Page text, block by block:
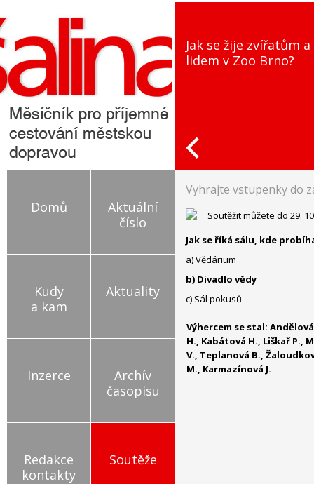
Jak se žije zvířatům a
lidem v Zoo Brno?
Domů
Aktuální
číslo
Kudy
a kam
Aktuality
Inzerce
Archív
časopisu
Redakce
kontakty
Soutěže
Vyhrajte vstupenky do
Soutěžit můžete do 29.
Jak se říká sálu, kde
a) Vědárium
b) Divadlo vědy
c) Sál pokusů
Výhercem se stal:
H., Kabátová H., Liškař P.,
V., Teplanová B.,
M., Karmazínová J.